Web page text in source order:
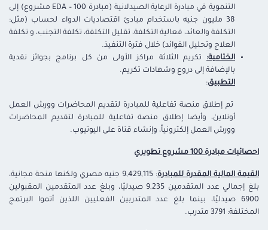
التنموية في مبادرة الرعاية الصيدلانية (مبادرة EDA – 100 مشروع) إلى
38 مليون جنيه باستخدام مبادئ اقتصاديات الدواء لحساب (مثل:
التكلفة والعائد، فعالية التكلفة، تقليل التكلفة، تكلفة التجنب، و تكلفة
العلاج وتحليل الفوائد) خلال فترة التنفيذ.
الختامية:
تكريم الثلاثة مراكز الأولى من كل برنامج بجوائز نقدية
بالإضافة إلى دروع وشهادات تكريم.
التطبيق:
تم إطلاق منصة تفاعلية للمبادرة لتقديم المحاضرات وورش العمل
أونلاين، وأيضا إطلاق منصة تفاعلية للمبادرة لتقديم المحاضرات
وورش العمل إلكترونياً، وإنشاء قناة على اليوتيوب.
احصائيات مبادرة 100 مشروع تطويري
القيمة المالية المقدرة للمبادرة
: 9,429,115 جنيه مصري ولكنها منحة مجانية،
بلغ إجمالي عدد المتقدمين 9,235 صيدليًا، وبلغ عدد المتقدمين المقبولين
6900 صيدليًا، بينما بلغ عدد المتدربين الفعليين اللذين أتموا البرتمج
المختلفة: 3791 متدرب.